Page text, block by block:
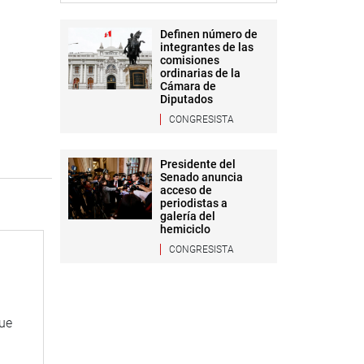
Definen número de
integrantes de las
comisiones
ordinarias de la
Cámara de
Diputados
CONGRESISTA
Presidente del
Senado anuncia
acceso de
periodistas a
galería del
hemiciclo
CONGRESISTA